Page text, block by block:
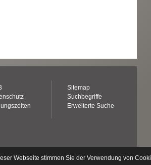
Sitemap
Suchbegriffe
Erweiterte Suche
Webseite stimmen Sie der Verwendung von